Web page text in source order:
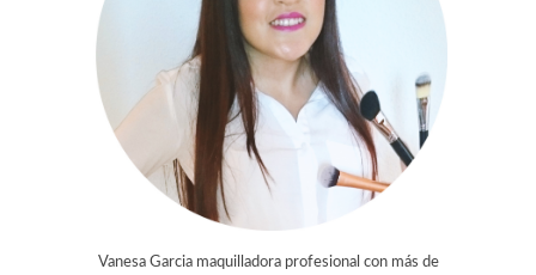
Vanesa Garcia maquilladora profesional con más de